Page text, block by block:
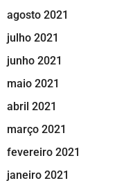
agosto 2021
julho 2021
junho 2021
maio 2021
abril 2021
março 2021
fevereiro 2021
janeiro 2021